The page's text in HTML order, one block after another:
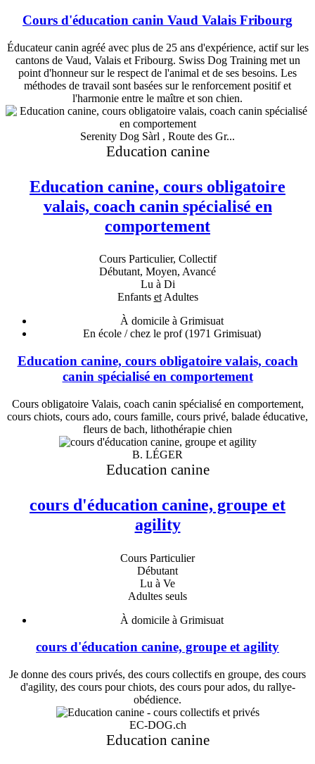
Cours d'éducation canin Vaud Valais Fribourg
Éducateur canin agréé avec plus de 25 ans d'expérience, actif sur les
cantons de Vaud, Valais et Fribourg. Swiss Dog Training met un
point d'honneur sur le respect de l'animal et de ses besoins. Les
méthodes de travail sont basées sur le renforcement positif et
l'harmonie entre le maître et son chien.
Serenity Dog Sàrl , Route des Gr...
Education canine
Education canine, cours obligatoire
valais, coach canin spécialisé en
comportement
Cours Particulier, Collectif
Débutant, Moyen, Avancé
Lu à Di
Enfants etAdultes
À domicile à Grimisuat
En école / chez le prof(1971 Grimisuat)
Education canine, cours obligatoire valais, coach
canin spécialisé en comportement
Cours obligatoire Valais, coach canin spécialisé en comportement,
cours chiots, cours ado, cours famille, cours privé, balade éducative,
fleurs de bach, lithothérapie chien
B. LÉGER
Education canine
cours d'éducation canine, groupe et
agility
Cours Particulier
Débutant
Lu à Ve
Adultes seuls
À domicile à Grimisuat
cours d'éducation canine, groupe et agility
Je donne des cours privés, des cours collectifs en groupe, des cours
d'agility, des cours pour chiots, des cours pour ados, du rallye-
obédience.
EC-DOG.ch
Education canine